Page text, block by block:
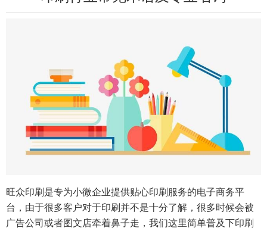
旺众印刷是专为小微企业提供贴心印刷服务的电子商务平
台，由于很多客户对于印刷并不是十分了解，很多时候会被
广告公司或者图文店牵着鼻子走，我们这里简单普及下印刷